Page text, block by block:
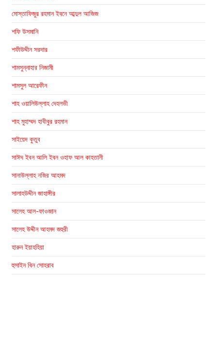
মোস্তাফিজুর রহমান ইবনে আব্দুল আজিজ
শফি উসমানি
শফীউদ্দীন সরদার
শামসুন্নাহার নিজামী
শামসুল আরেফীন
শাহ ওয়ালিউল্লাহ দেহলভী
শাহ মুহাম্মদ হাবীবুর রহমান
সাইয়েদ কুতুব
সাঈদ ইবন আলি ইবন ওহাফ আল কাহতানী
সানাউল্লাহ নজির আহমদ
সালাহউদ্দীন জাহাঙ্গীর
সালেহ আল-ফাওজান
সালেহ উদ্দীন আহমদ জহুরী
হারুন ইয়াহহিয়া
হুসাইন বিন সোহরাব